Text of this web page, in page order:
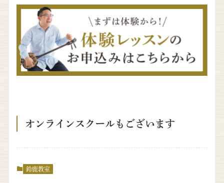
オンラインスクールもございます
鈴鹿教室